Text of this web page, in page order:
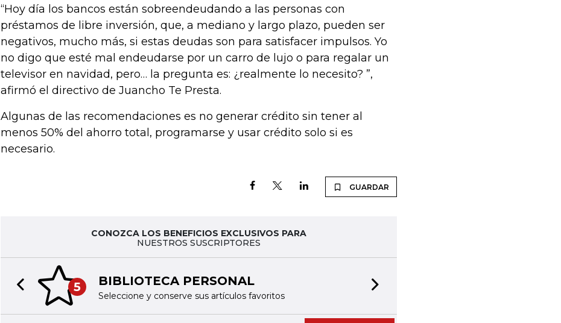
“Hoy día los bancos están sobreendeudando a las personas con
préstamos de libre inversión, que, a mediano y largo plazo, pueden ser
negativos, mucho más, si estas deudas son para satisfacer impulsos. Yo
no digo que esté mal endeudarse por un carro de lujo o para regalar un
televisor en navidad, pero… la pregunta es: ¿realmente lo necesito? ”,
afirmó el directivo de Juancho Te Presta.
Algunas de las recomendaciones es no generar crédito sin tener al
menos 50% del ahorro total, programarse y usar crédito solo si es
necesario.
GUARDAR
CONOZCA LOS BENEFICIOS EXCLUSIVOS PARA
NUESTROS SUSCRIPTORES
5 BIBLIOTECA PERSONAL
Seleccione y conserve sus artículos favoritos
Previous slide